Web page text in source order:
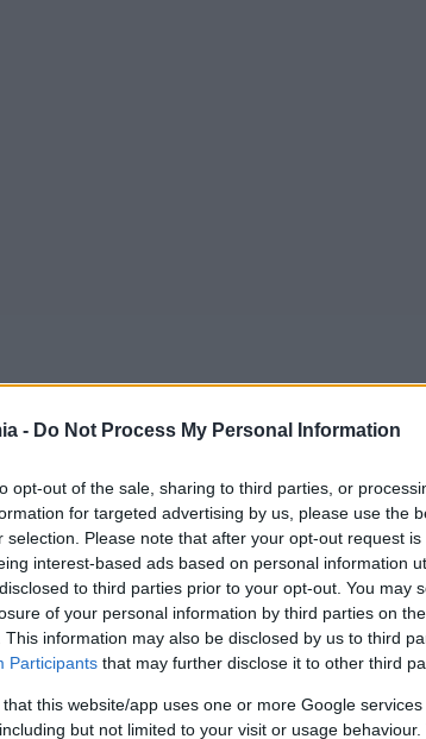
- Do Not Process My Personal Information
opt-out of the sale, sharing to third parties, or
for targeted advertising by us, please use the
selection. Please note that after your opt-out request
interest-based ads based on personal information
to third parties prior to your opt-out. You may
of your personal information by third parties on
This information may also be disclosed by us to third
Participants that may further disclose it to other third
that this website/app uses one or more Google
but not limited to your visit or usage
ότι σήμερα είναι η τελευταία ημέρα